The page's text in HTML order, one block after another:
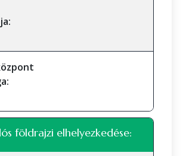
földrajzi elhelyezkedése: